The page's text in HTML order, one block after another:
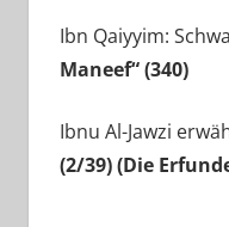
Ibn Qaiyyim:
Maneef“ (340)
Ibnu Al-Jawzi
(2/39) (Die